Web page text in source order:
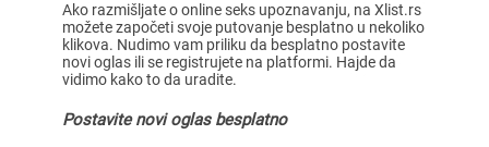
Ako razmišljate o online seks upoznavanju, na Xlist.rs
možete započeti svoje putovanje besplatno u nekoliko
klikova. Nudimo vam priliku da besplatno postavite
novi oglas ili se registrujete na platformi. Hajde da
vidimo kako to da uradite.
Postavite novi oglas besplatno